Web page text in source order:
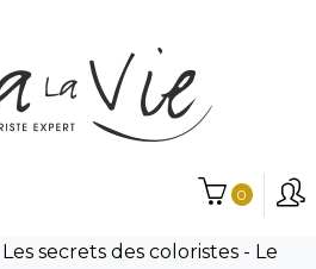
0
Les secrets des coloristes - Le